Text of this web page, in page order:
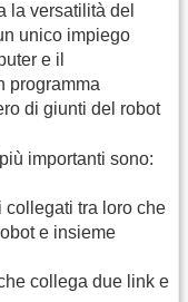
la versatilità del
unico impiego
e il
programma
di giunti del robot
importanti sono:
collegati tra loro che
e insieme
collega due link e